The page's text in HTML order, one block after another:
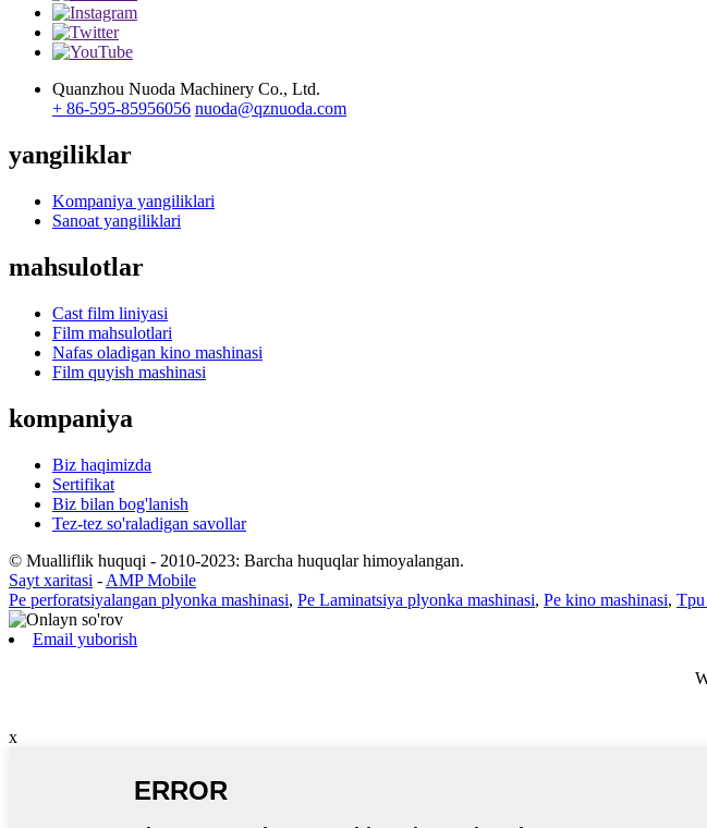
Quanzhou Nuoda Machinery Co., Ltd.
+ 86-595-85956056 nuoda@qznuoda.com
yangiliklar
Kompaniya yangiliklari
Sanoat yangiliklari
mahsulotlar
Cast film liniyasi
Film mahsulotlari
Nafas oladigan kino mashinasi
Film quyish mashinasi
kompaniya
Biz haqimizda
Sertifikat
Biz bilan bog'lanish
Tez-tez so'raladigan savollar
© Mualliflik huquqi - 2010-2023: Barcha huquqlar himoyalangan.
Sayt xaritasi - AMP Mobile
Pe perforatsiyalangan plyonka mashinasi, Pe Laminatsiya plyonka mashinasi, Pe kino mashinasi, Tpu
Email yuborish
x